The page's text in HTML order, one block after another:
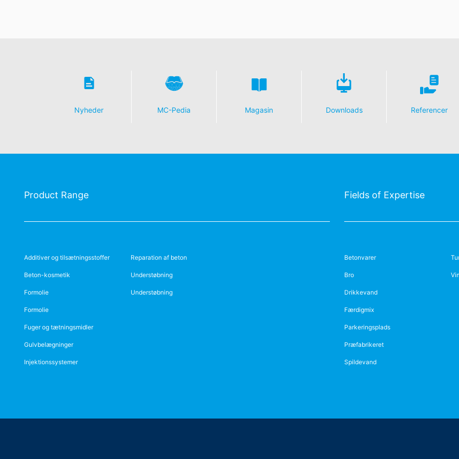
Nyheder MC-Pedia Magasin Downloads Referencer
Product Range
Additiver og tilsætningsstoffer
Beton-kosmetik
Formolie
Formolie
Fuger og tætningsmidler
Gulvbelægninger
Injektionssystemer
Reparation af beton
Understøbning
Understøbning
Fields of Expertise
Betonvarer
Bro
Drikkevand
Færdigmix
Parkeringsplads
Præfabrikeret
Spildevand